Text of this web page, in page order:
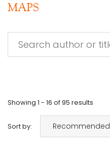
MAPS
Showing 1 - 16 of95 results
Sort by: Recommended